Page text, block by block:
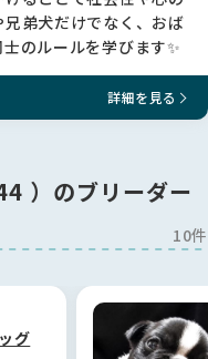
弟犬だけでなく、おば
のルールを学びます✨
詳細を見る
）のブリーダー
10件
グ